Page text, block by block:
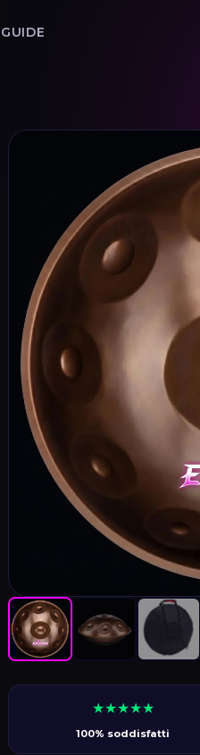
GUIDE
★★★★★
100% soddisfatti